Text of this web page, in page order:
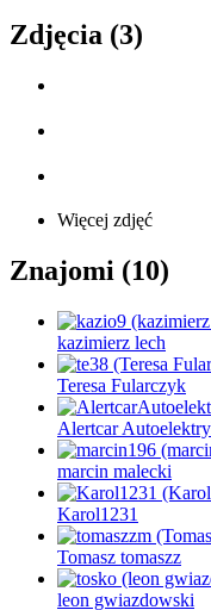
Zdjęcia (3)
Więcej zdjęć
Znajomi (10)
kazimierz lech
Teresa Fularczyk
Alertcar
marcin malecki
Karol1231
Tomasz tomaszz
leon gwiazdowski